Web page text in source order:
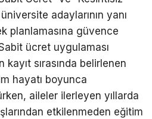
adaylarının yanı
planlamasına güvence
ücret uygulaması
kayıt sırasında belirlenen
hayatı boyunca
aileler ilerleyen yıllarda
etkilenmeden eğitim